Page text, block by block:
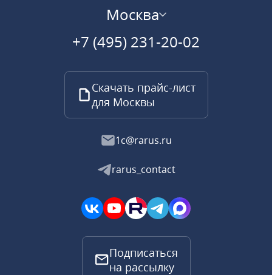
Москва
+7 (495) 231-20-02
Скачать прайс-лист
для Москвы
1c@rarus.ru
rarus_contact
Подписаться
на рассылку